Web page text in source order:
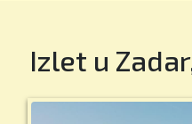
Izlet u